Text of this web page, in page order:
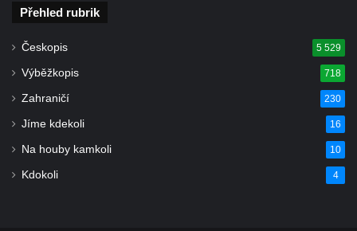
Socha svaté Anny u domu čp. 3 v Oparnu
Lavička Václava Havla v Novém Boru
Lavička Václava Havla v Krásné Lípě
Upoutávka JduHřebenovkou u parkoviště
na Mezní Louce
Kamenný obelisk na vyhlídce u Pravčické
brány
Přehled rubrik
Českopis 5 529
Výběžkopis 718
Zahraničí 230
Jíme kdekoli 16
Na houby kamkoli 10
Kdokoli 4